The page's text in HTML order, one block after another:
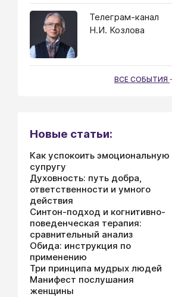
Телеграм-канал
Н.И. Козлова
ВСЕ СОБЫТИЯ
Новые статьи:
Как успокоить эмоциональную
супругу
Духовность: путь добра,
ответственности и умного
действия
Синтон-подход и когнитивно-
поведенческая терапия:
сравнительный анализ
Обида: инструкция по
применению
Три принципа мудрых людей
Манифест послушания
женщины